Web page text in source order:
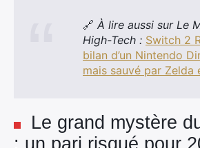
🔗 À lire aussi sur Le
High-Tech : Switch 2
bilan d’un Nintendo
mais sauvé par Zelda
Le grand mystère
: un pari risqué pour